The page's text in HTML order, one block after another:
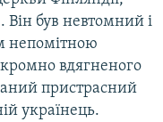
був невтомний і
непомітною
вдягненого
пристрасний
українець.